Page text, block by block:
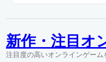
新作・注目オ
注目度の高いオンラインゲー